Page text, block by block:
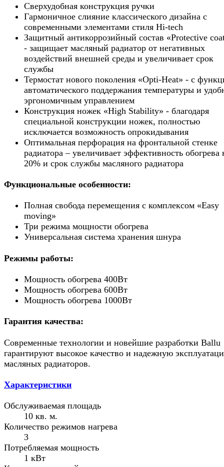
Сверхудобная конструкция ручки
Гармоничное слияние классического дизайна с
современными элементами стиля Hi-tech
Защитный антикоррозийный состав «Protective
- защищает масляный радиатор от негативных
воздействий внешней среды и увеличивает срок
службы
Термостат нового поколения «Opti-Heat» - с
автоматического поддержания температуры и
эргономичным управлением
Конструкция ножек «High Stability» - благодаря
специальной конструкции ножек, полностью
исключается возможность опрокидывания
Оптимальная перфорация на фронтальной стенке
радиатора – увеличивает эффективность обогрева
20% и срок службы масляного радиатора
Функциональные особенности:
Полная свобода перемещения с комплексом «Easy
moving»
Три режима мощности обогрева
Универсальная система хранения шнура
Режимы работы:
Мощность обогрева 400Вт
Мощность обогрева 600Вт
Мощность обогрева 1000Вт
Гарантия качества:
Современные технологии и новейшие разработки Ballu
гарантируют высокое качество и надежную
масляных радиаторов.
Характеристики
Обслуживаемая площадь
10 кв. м.
Количество режимов нагрева
3
Потребляемая мощность
1 кВт